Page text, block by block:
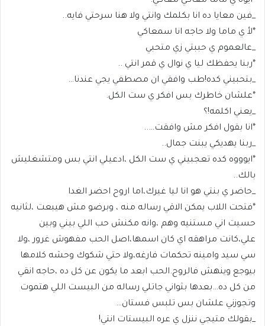
_فين معايا ده انا بكلمك وانتي ولا هنا سرحتي فايه..
*لأ ي ماما ولا حاجه انا سمعاكي
_عالعموم ي حببتي زي متحبي
*ربنا يحفظك ليا ي نوال ي قمر انتي ..
_بتحبيني كده!طب وافقي ان مصطفي يجي عندنا…
*علشان خاطرك بس افكر ي ست الكل.
_يعني اكلمه!؟
*انا بقول افكر مش وافقت…..
_ربنا يهديكي يبنت جمال..
*ايوووه كده تعجبيني ي ست الكل ،ادعيلي انتي بس ومتشغليش
بالك..
_حاضر ي بنتي هو انا ليا غيرك،اما اروح احضر الغدا
*فتحت اللاب يمكن الاقي رساله منه ، وبرضو مش هيبعت ،لثانيه
حسيت اني مستنيه وهم ،وانه مكنش حب اللي بيني وبين
علي،كانت مراهقه اي كان اسمها،اصل الحب مفهوش غرور ،ولا
سي سيد وامينه تحكمات فارغه،ولا حتي شكوك وحشه كلامها
بيوجع وينهش فالروح.الحب ابعد ما يكون عن كل ده ،حاجه انقي
من كل ده…بعدها بثواني جاتلي رساله من البيست اللي هتموت
وتجوزني علشان بس تلبس فستان…
_بقولك متيجي ننزل ي عره البيستات انتي!